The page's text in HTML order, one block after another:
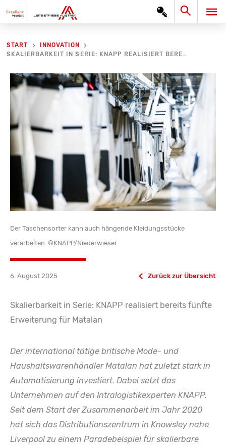
Inhalt
Search
START
INNOVATION
SKALIERBARKEIT IN SERIE: KNAPP REALISIERT BEREITS FÜNFTE ERWEITERUNG FÜR MATALAN
Der Taschensorter kann auch hängende Kleidungsstücke
verarbeiten. ©KNAPP/Niederwieser
6. August 2025 Zurück zur Übersicht
Skalierbarkeit in Serie: KNAPP realisiert bereits fünfte
Erweiterung für Matalan
Der international tätige britische Mode- und
Haushaltswarenhändler Matalan hat zuletzt stark in
Automatisierung investiert. Dabei setzt das
Unternehmen auf den Intralogistikexperten KNAPP.
Seit dem Start der Zusammenarbeit im Jahr 2020
hat sich das Distributionszentrum in Knowsley nahe
Liverpool zu einem Paradebeispiel für skalierbare